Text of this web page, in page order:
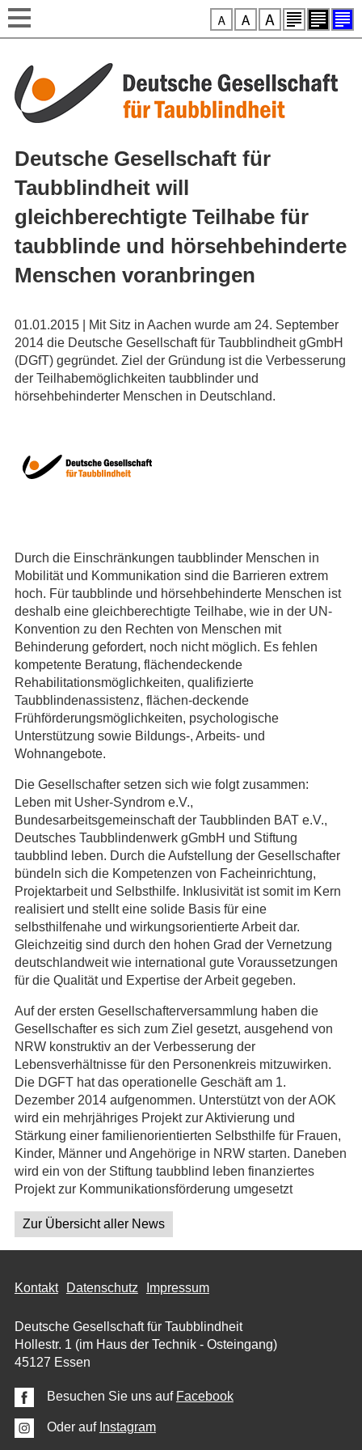
Direkt zum Inhalt
Style-Switcher
Deutsche Gesellschaft für
Taubblindheit will
gleichberechtigte Teilhabe für
taubblinde und hörsehbehinderte
Menschen voranbringen
01.01.2015 | Mit Sitz in Aachen wurde am 24. September
2014 die Deutsche Gesellschaft für Taubblindheit gGmbH
(DGfT) gegründet. Ziel der Gründung ist die Verbesserung
der Teilhabemöglichkeiten taubblinder und
hörsehbehinderter Menschen in Deutschland.
Durch die Einschränkungen taubblinder Menschen in
Mobilität und Kommu­nikation sind die Barrieren extrem
hoch. Für taubblinde und hörsehbehinderte Menschen ist
deshalb eine gleichberechtigte Teilhabe, wie in der UN-
Konvention zu den Rechten von Menschen mit
Behinderung gefordert, noch nicht möglich. Es fehlen
kompetente Beratung, flächendeckende
Rehabilitationsmöglichkeiten, qualifizierte
Taubblindenassistenz, flächen-de­ckende
Frühförderungsmöglichkeiten, psychologische
Unterstützung sowie Bildungs­-, Arbeits- und
Wohnangebote.
Die Gesellschafter setzen sich wie folgt zusammen:
Leben mit Usher-Syndrom e.V.,
Bundesarbeitsgemeinschaft der Taubblinden BAT e.V.,
Deutsches Taubblindenwerk gGmbH und Stiftung
taubblind leben. Durch die Aufstellung der Gesellschafter
bündeln sich die Kompetenzen von Facheinrichtung,
Projektarbeit und Selbsthilfe. Inklusivität ist somit im Kern
realisiert und stellt eine solide Basis für eine
selbsthilfenahe und wirkungsorientierte Arbeit dar.
Gleichzeitig sind durch den hohen Grad der Vernetzung
deutschlandweit wie international gute Voraussetzungen
für die Qualität und Expertise der Arbeit gegeben.
Auf der ersten Gesellschafterversammlung haben die
Gesellschafter es sich zum Ziel gesetzt, ausgehend von
NRW konstruktiv an der Verbesserung der
Lebensverhältnisse für den Personenkreis mitzuwirken.
Die DGFT hat das operationelle Geschäft am 1.
Dezember 2014 aufgenommen. Unterstützt von der AOK
wird ein mehrjähriges Projekt zur Aktivierung und
Stärkung einer familienorientierten Selbsthilfe für Frauen,
Kinder, Männer und Ange­hörige in NRW starten. Daneben
wird ein von der Stiftung taubblind leben finanziertes
Projekt zur Kommunikationsförderung umgesetzt
Zur Übersicht aller News
Kontakt Datenschutz Impressum
Deutsche Gesellschaft für Taubblindheit
Hollestr. 1 (im Haus der Technik - Osteingang)
45127 Essen
Besuchen Sie uns auf Facebook
Oder auf Instagram